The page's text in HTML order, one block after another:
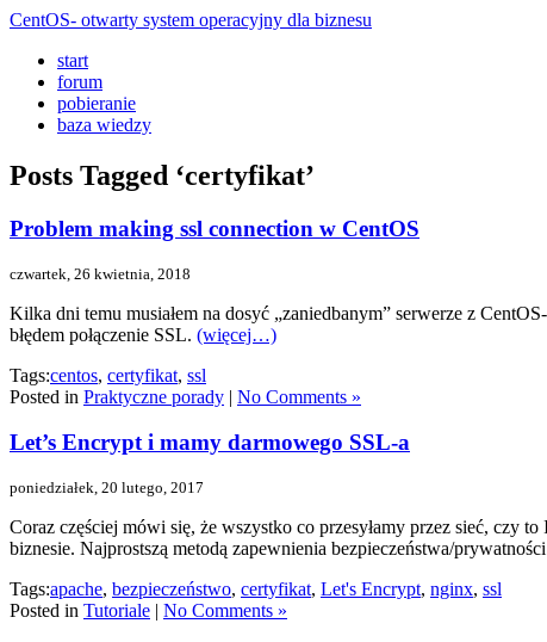
CentOS- otwarty system operacyjny dla biznesu
start
forum
pobieranie
baza wiedzy
Posts Tagged ‘certyfikat’
Problem making ssl connection w CentOS
czwartek, 26 kwietnia, 2018
Kilka dni temu musiałem na dosyć „zaniedbanym” serwerze z
błędem połączenie SSL. (więcej…)
Tags:centos, certyfikat, ssl
Posted in Praktyczne porady | No Comments »
Let’s Encrypt i mamy darmowego SSL-a
poniedziałek, 20 lutego, 2017
Coraz częściej mówi się, że wszystko co przesyłamy przez sieć, czy
biznesie. Najprostszą metodą zapewnienia bezpieczeństwa/
Tags:apache, bezpieczeństwo, certyfikat, Let's Encrypt, nginx, ssl
Posted in Tutoriale | No Comments »